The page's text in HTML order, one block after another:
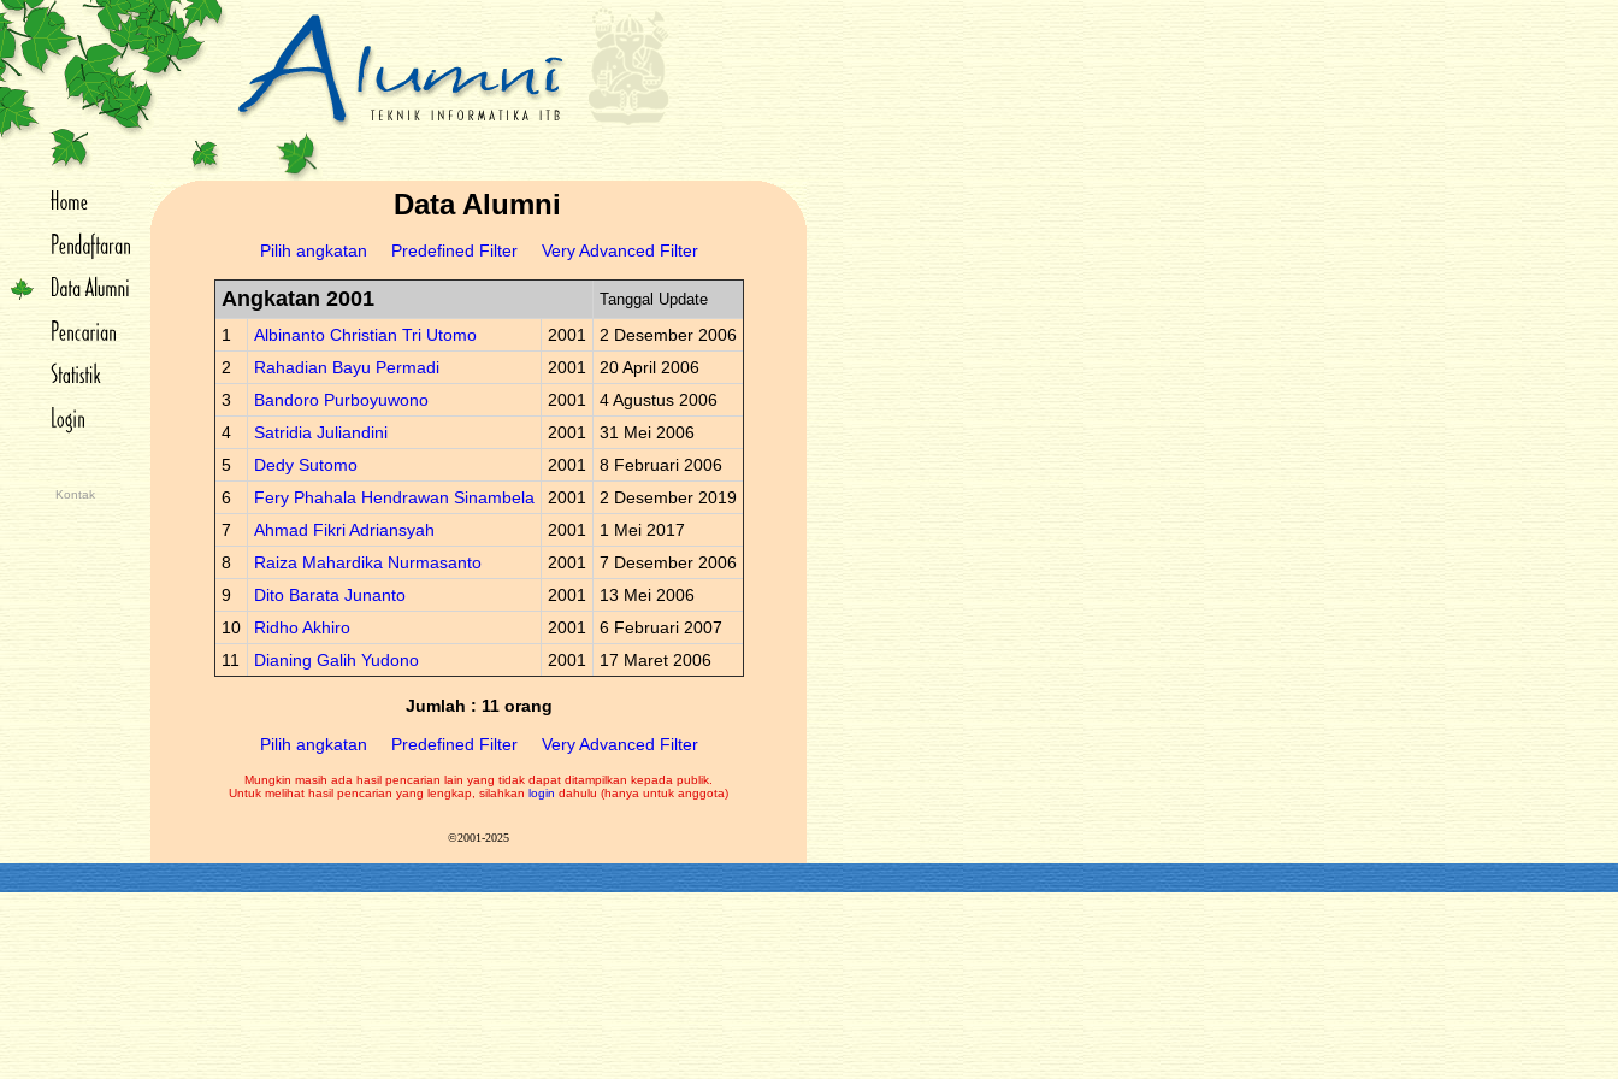
Kontak
Data Alumni
Pilih angkatan Predefined Filter Very Advanced Filter
Angkatan 2001 Tanggal Update
1 Albinanto Christian Tri Utomo 2001
2 Desember 2006
2
Rahadian Bayu Permadi 2001
20 April 2006
3
Bandoro Purboyuwono 2001
4 Agustus 2006
4
Satridia Juliandini 2001
31 Mei 2006
5
Dedy Sutomo 2001
8 Februari 2006
6
Fery Phahala Hendrawan Sinambela 2001
2 Desember 2019
7
Ahmad Fikri Adriansyah 2001
1 Mei 2017
8
Raiza Mahardika Nurmasanto 2001
7 Desember 2006
9
Dito Barata Junanto 2001
13 Mei 2006
10
Ridho Akhiro 2001
6 Februari 2007
11
Dianing Galih Yudono 2001 17 Maret 2006
Jumlah : 11 orang
Pilih angkatan
Predefined Filter Very Advanced Filter
Mungkin masih ada hasil pencarian lain yang tidak dapat ditampilkan kepada publik.
Untuk melihat hasil pencarian yang lengkap, silahkan login dahulu (hanya untuk anggota)
©2001-2025